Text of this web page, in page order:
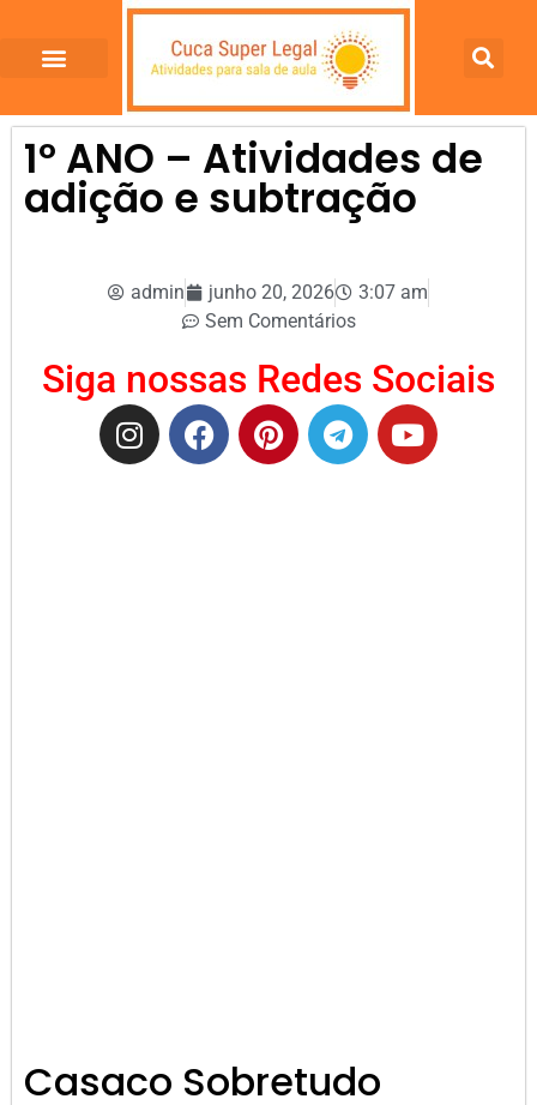
1º ANO – Atividades de
adição e subtração
admin junho 20, 2026
3:07 am
Sem Comentários
Siga nossas Redes Sociais
Casaco Sobretudo